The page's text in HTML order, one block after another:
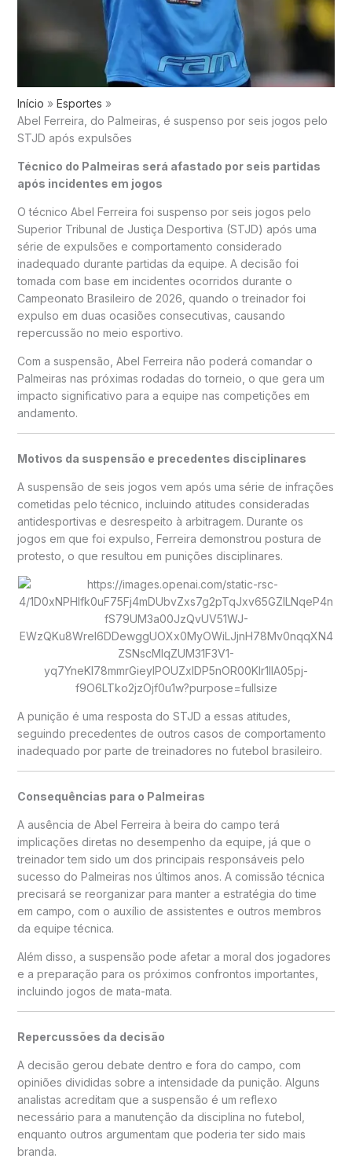
Início
Esportes
Abel Ferreira, do Palmeiras, é suspenso por seis jogos pelo
STJD após expulsões
Técnico do Palmeiras será afastado por seis partidas
após incidentes em jogos
O técnico Abel Ferreira foi suspenso por seis jogos pelo
Superior Tribunal de Justiça Desportiva (STJD) após uma
série de expulsões e comportamento considerado
inadequado durante partidas da equipe. A decisão foi
tomada com base em incidentes ocorridos durante o
Campeonato Brasileiro de 2026, quando o treinador foi
expulso em duas ocasiões consecutivas, causando
repercussão no meio esportivo.
Com a suspensão, Abel Ferreira não poderá comandar o
Palmeiras nas próximas rodadas do torneio, o que gera um
impacto significativo para a equipe nas competições em
andamento.
Motivos da suspensão e precedentes disciplinares
A suspensão de seis jogos vem após uma série de infrações
cometidas pelo técnico, incluindo atitudes consideradas
antidesportivas e desrespeito à arbitragem. Durante os
jogos em que foi expulso, Ferreira demonstrou postura de
protesto, o que resultou em punições disciplinares.
A punição é uma resposta do STJD a essas atitudes,
seguindo precedentes de outros casos de comportamento
inadequado por parte de treinadores no futebol brasileiro.
Consequências para o Palmeiras
A ausência de Abel Ferreira à beira do campo terá
implicações diretas no desempenho da equipe, já que o
treinador tem sido um dos principais responsáveis pelo
sucesso do Palmeiras nos últimos anos. A comissão técnica
precisará se reorganizar para manter a estratégia do time
em campo, com o auxílio de assistentes e outros membros
da equipe técnica.
Além disso, a suspensão pode afetar a moral dos jogadores
e a preparação para os próximos confrontos importantes,
incluindo jogos de mata-mata.
Repercussões da decisão
A decisão gerou debate dentro e fora do campo, com
opiniões divididas sobre a intensidade da punição. Alguns
analistas acreditam que a suspensão é um reflexo
necessário para a manutenção da disciplina no futebol,
enquanto outros argumentam que poderia ter sido mais
branda.